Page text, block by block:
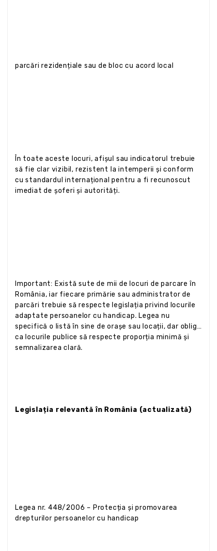
parcări rezidențiale sau de bloc cu acord local
În toate aceste locuri, afișul sau indicatorul trebuie
să fie clar vizibil, rezistent la intemperii și conform
cu standardul internațional pentru a fi recunoscut
imediat de șoferi și autorități.
Important: Există sute de mii de locuri de parcare în
România, iar fiecare primărie sau administrator de
parcări trebuie să respecte legislația privind locurile
adaptate persoanelor cu handicap. Legea nu
specifică o listă în sine de orașe sau locații, dar obligă
ca locurile publice să respecte proporția minimă și
semnalizarea clară.
Legislația relevantă în România (actualizată)
Legea nr. 448/2006 – Protecția și promovarea
drepturilor persoanelor cu handicap